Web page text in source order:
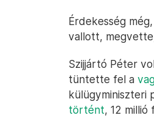
Érdekesség
vallott,
Szijjártó Péter
tüntette fel a
külügyminiszteri
történt, 12